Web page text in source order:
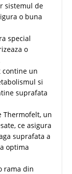
sistemul de
o buna
special
o
contine un
si
suprafata
Thermofelt, un
ce asigura
suprafata a
optima
rama din